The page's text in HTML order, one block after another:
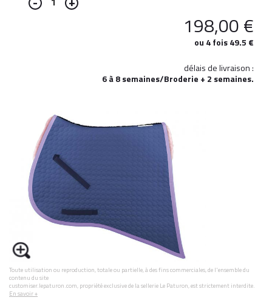
198,00€
ou 4 fois 49.5 €
délais de livraison :
6 à 8 semaines/Broderie + 2 semaines.
Toute utilisation ou reproduction, totale ou partielle, à des fins commerciales, de l'ensemble du
contenu du site
customiser.lepaturon.com, propriété exclusive de la sellerie Le Paturon, est strictement interdite.
En savoir +